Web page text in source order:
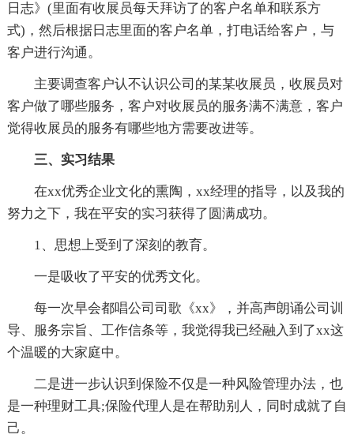
日志》(里面有收展员每天拜访了的客户名单和联系方
式)，然后根据日志里面的客户名单，打电话给客户，与
客户进行沟通。
主要调查客户认不认识公司的某某收展员，收展员对
客户做了哪些服务，客户对收展员的服务满不满意，客户
觉得收展员的服务有哪些地方需要改进等。
三、实习结果
在xx优秀企业文化的熏陶，xx经理的指导，以及我的
努力之下，我在平安的实习获得了圆满成功。
1、思想上受到了深刻的教育。
一是吸收了平安的优秀文化。
每一次早会都唱公司司歌《xx》，并高声朗诵公司训
导、服务宗旨、工作信条等，我觉得我已经融入到了xx这
个温暖的大家庭中。
二是进一步认识到保险不仅是一种风险管理办法，也
是一种理财工具;保险代理人是在帮助别人，同时成就了自
己。